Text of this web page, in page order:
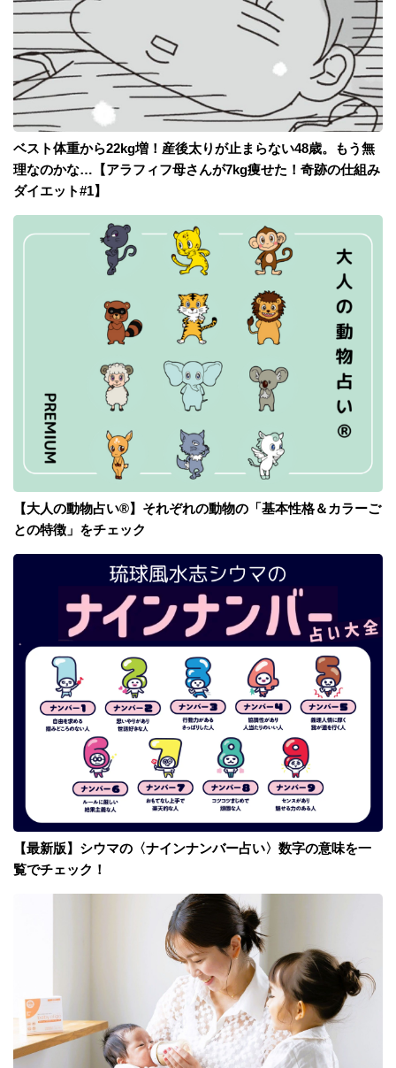
ベスト体重から22kg増！産後太りが止まらない48歳。もう無
理なのかな…【アラフィフ母さんが7kg痩せた！奇跡の仕組み
ダイエット#1】
【大人の動物占い®】それぞれの動物の「基本性格＆カラーご
との特徴」をチェック
【最新版】シウマの〈ナインナンバー占い〉数字の意味を一
覧でチェック！